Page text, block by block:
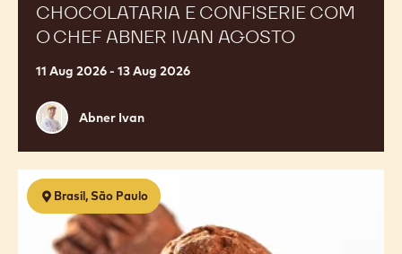
CHOCOLATARIA E CONFISERIE COM
O CHEF ABNER IVAN AGOSTO
11 Aug 2026 - 13 Aug 2026
Abner
Ivan
Abner Ivan
Brasil, São Paulo
Chocolataria
1.0
Descobrindo